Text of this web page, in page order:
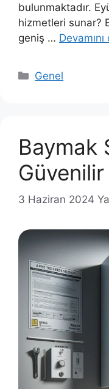
bulunmaktadır.
hizmetleri sunar?
geniş …
Kategoriler
Genel
Baymak
3 Haziran 2024